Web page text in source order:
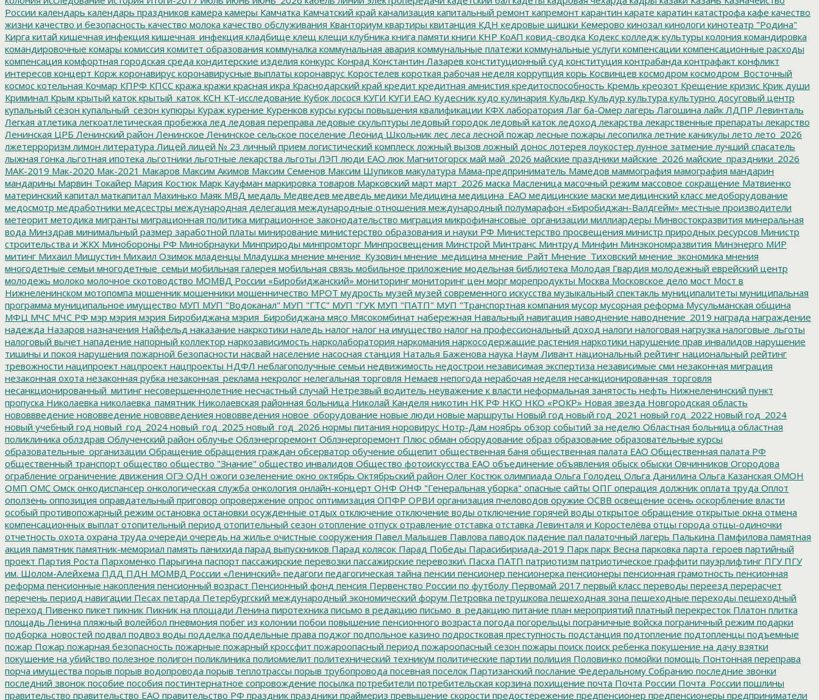
России календарь календарь праздников камера камеры Камчатка Камчатский край канализация капитальный ремонт капремонт карантин карате каратин катастрофа кафе качество
жизни качество и безопасность качество молока качество обслуживания Кванториум квартиры квитанция КДН кедровые шишки Кемерово кинозал кинологи кинотеатр "Родина"
Кирга китай кишечная инфекция кишечная_инфекция кладбище клещ клещи клубника книга памяти книги КНР КоАП ковид-сводка Кодекс колледж культуры колония командировка
командировочные комары комиссия комитет образования коммуналка коммунальная авария коммунальные платежи коммунальные услуги компенсации компенсационные расходы
компенсация комфортная городская среда кондитерские изделия конкурс Конрад Константин Лазарев конституционный суд конституция контрабанда контрафакт конфликт
интересов концерт Корж коронавирус коронавирусные выплаты коронаврус Коростелев короткая рабочая неделя коррупция корь Косвинцев космодром космодром_Восточный
космос котельная Кочмар КПРФ КПСС кража кражи красная икра Краснодарский край кредит кредитная амнистия кредитоспособность Кремль креозот Крещение кризис Крик души
Криминал Крым крытый каток крытый_каток КСН КТ-исследование Кубок лосося КУГИ КУГИ ЕАО Кудесник кудо кулинария Кульдкр Кульдур культура культурно досуговый центр
купальный сезон купальный_сезон купюры Кураж курение Куренков курсы курсы повышения квалификации КФХ лаборатория Лаг ба-Омер лагерь Лагошина лайк ЛДПР Левинталь
Легкая атлетика легкоатлетическая пробежка лед ледовая переправа ледовые скульптуры ледовый городок ледовый каток ледоход лекарства лекарственные препараты лекарство
Ленинская ЦРБ Ленинский район Ленинское Ленинское сельское поселение Леонид Школьник лес леса лесной пожар лесные пожары лесопилка летние каникулы лето лето_2026
лжетерроризм лимон литература Лицей лицей № 23 личный прием логистический комплеск ложный вызов ложный донос лотерея лоукостер лунное затмение лучший спасатель
лыжная гонка льготная ипотека льготники льготные лекарства льготы ЛЭП люди ЕАО люк Магнитогорск май май_2026 майские праздники майские_2026 майские_праздники_2026
МАК-2019 Мак-2020 Мак-2021 Макаров Максим Акимов Максим Семенов Максим Шупиков макулатура Мама-предприниматель Мамедов маммография мамография мандарин
мандарины Марвин Токайер Мария Костюк Марк Кауфман маркировка товаров Марковский март март_2026 маска Масленица масочный режим массовое сокращение Матвиенко
материнский капитал маткапитал Махинько Маяк МВД медаль Медведев медведь медики Медицина медицина_ЕАО медицинские маски медицинский класс медоборудование
медосмотр медработники медсестры международная делегация международные отношения международный полумарафон «Биробиджан-Валдгейм» местные производители
метеорит методика мигранты миграционная политика миграционное законодательство миграция микрофинансовые_организации миллиардеры Минвостокразвития минеральная
вода Минздрав минимальный размер заработной платы минирование министерство образования и науки РФ Министерство просвещения министр природных ресурсов Министр
строительства и ЖКХ Минобороны РФ Минобрнауки Минприроды минпромторг Минпросвещения Минстрой Минтранс Минтруд Минфин Минэкономразвития Минэнерго МИР
митинг Михаил Мишустин Михаил Озимок младенцы Младушка мнение мнение_Кузовин мнение_медицина мнение_Райт Мнение_Тиховский мнение_экономика мнения
многодетные семьи многодетные_семьи мобильная галерея мобильная связь мобильное приложение модельная библиотека Молодая Гвардия молодежный еврейский центр
молодежь молоко молочное скотоводство МОМВД России «Биробиджанский» мониторинг мониторинг цен морг морепродукты Москва Московское дело мост Мост в
Нижнеленинском мотопомпа мошенник мошенники мошенничество МРОТ мудрость музей музей современного искусства музыкальный спектакль муниципалитеты муниципальная
программа муниципальное имущество МУП МУП "Водоканал" МУП "ГТС" МУП "ГУК МУП "ПАТП" МУП "Транспортная компания мусор мусорная реформа Мусульманская община
МФЦ МЧС МЧС РФ мэр мэрия мэрия Биробиджана мэрия_Биробиджана мясо Мясокомбинат набережная Навальный навигация наводнение наводнение_2019 награда награждение
надежда Назаров назначения Найфельд наказание накркотики наледь налог налог на имущество налог на профессиональный доход налоги налоговая нагрузка налоговые_льготы
налоговый вычет нападение напорный коллектор наркозависимость нарколаборатория наркомания наркосодержащие растения наркотики нарушение прав инвалидов нарушение
тишины и покоя нарушения пожарной безопасности насвай население насосная станция Наталья Баженова наука Наум Ливант национальный рейтинг национальный рейтинг
тревожности наципроект нацпроект нацпроекты НДФЛ неблагополучные семьи недвижимость недострои независимая экспертиза независимые сми незаконная миграция
незаконная охота незаконная рубка незаконная_реклама некролог нелегальная торговля Немаев непогода нерабочая неделя несанкционированная_торговля
несанкционированный_митинг несовершеннолетние несчастный случай Нетрезвый водитель неуважение к власти неформальная занятость нефть Нижнеленинский пункт
пропуска Николаевка николаевка_памятник Николаевская районная больница Николай Канделя никотин НК РФ НКО НКО «РОКР» Новая звезда Новгородская область
нововвведение нововведение нововведениея нововведения новое_оборудование новые люди новые маршруты Новый год новый год_2021 новый год_2022 новый год_2024
новый учебный год новый_год_2024 новый_год_2025 новый_год_2026 нормы питания норовирус Нотр-Дам ноябрь обзор событий за неделю Областная больница областная
поликлиника облздрав Облученский район облучье Облэнергоремонт Облэнергоремонт Плюс обман оборудование образ образование образовательные курсы
образовательные_организации Обращение обращения граждан обсерватор обучение общепит общественная баня общественная палата ЕАО Общественная палата РФ
общественный транспорт общество общество "Знание" общество инвалидов Общество фотоискусства ЕАО объединение объявления обыск обыски Овчинников Огородова
ограбление ограничение движения ОГЭ ОДН ожоги озеленение окно октябрь Октябрьский район Олег Костюк олимпиада Ольга Голодец Ольга Данилина Ольга Казанская ОМОН
ОМП ОМС Омск онкодиспансер онкологическая служба онкология онлайн-концерт ОНФ ОНФ "Генеральная уборка" опасные сайты ОПГ операция должник оплата труда Оплот
оползень оппозиция оправдательный приговор опровержение опрос оптимизация ОПФР ОРВИ организация пчеловодов оружие ОСВВ освещение осень оскорбление власти
особый противопожарный режим остановка остановки осужденные отдых отключение отключение воды отключение горячей воды открытое обращение открытые окна отмена
компенсационных выплат отопительный период отопительный сезон отопление отпуск отравление отставка отставка Левинталя и Коростелёва отцы города отцы-одиночки
отчетность охота охрана труда очереди очередь на жилье очистные сооружения Павел Малышев Павлова паводок падение пал палаточный лагерь Палькина Памфилова памятная
акция памятник памятник-мемориал память панихида парад выпускников Парад колясок Парад Победы Парасибириада-2019 Парк парк Весна парковка парта_героев партийный
проект Партия Роста Пархоменко Парыгина паспорт пассажирские перевозки пассажирские перевозки\ Пасха ПАТП патриотизм патриотическое граффити пауэрлифтинг ПГУПГУ
им. Шолом-Алейхема ПДД ПДН МОМВД России «Ленинский» педагоги педагогическая тайна пенсии пенсионер пенсионерка пенсионеры пенсионная грамотность пенсионная
реформа пенсионные накопления пенсионный возраст Пенсионный фонд пенсия Первенство России по футболу Первомай 2017 первый класс переводы переезд перерасчет
перечень период навигации Песах петарда Петербургский международный экономический форум Петровка петрушкова пешеходная зона пешеходные переходы пешеходный
переход Пивенко пикет пикник Пикник на площади Ленина пиротехника письмо в редакцию письмо_в_редакцию питание план мероприятий платный перекресток Платон плитка
площадь Ленина пляжный волейбол пневмония побег из колонии побои повышение пенсионного возраста погода погорельцы пограничные войска пограничный режим подарки
подборка_новостей подвал подвоз воды подделка поддельные права поджог подпольное казино подростковая преступность подстанция подтопление подтопленцы подъемные
пожар Пожар пожарная безопасность пожарные пожарный кроссфит пожароопасный период пожароопасный сезон пожары поиск поиск ребенка покушение на дачу взятки
покушение на убийство полезное полигон поликлиника полиомиелит политехнический техникум политические партии полиция Половинко помойки помощь Понтонная переправа
порча имущества порыв порыв водопровода порыв теплотрассы порыв трубопровода посевная поселок Партизанский послание Федеральному Собранию последние звонки
последний звонок пособие пособия постинтернатное сопровождение посылка потребители потребительская корзина похищение почта Почта России Почта_России пошлины
правительство правительство ЕАО правительство РФ праздник праздники праймериз превышение скорости предостережение предпенсионер предпенсионеры предприниматели